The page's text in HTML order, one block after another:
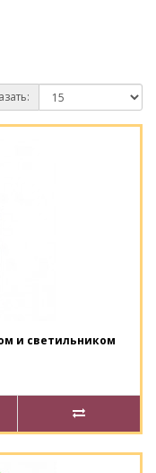
и светильником